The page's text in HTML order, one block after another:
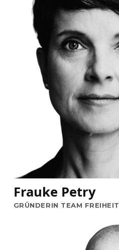
Frauke Petry
GRÜNDERIN TEAM FREIHEIT